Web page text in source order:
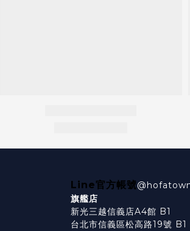
Line官方帳號
旗艦店
新光三越信義店A4館 B1
台北市信義區松高路19號 B1